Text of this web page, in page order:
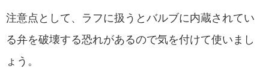
注意点として、ラフに扱うとバルブに内蔵されてい
る弁を破壊する恐れがあるので気を付けて使いまし
ょう。